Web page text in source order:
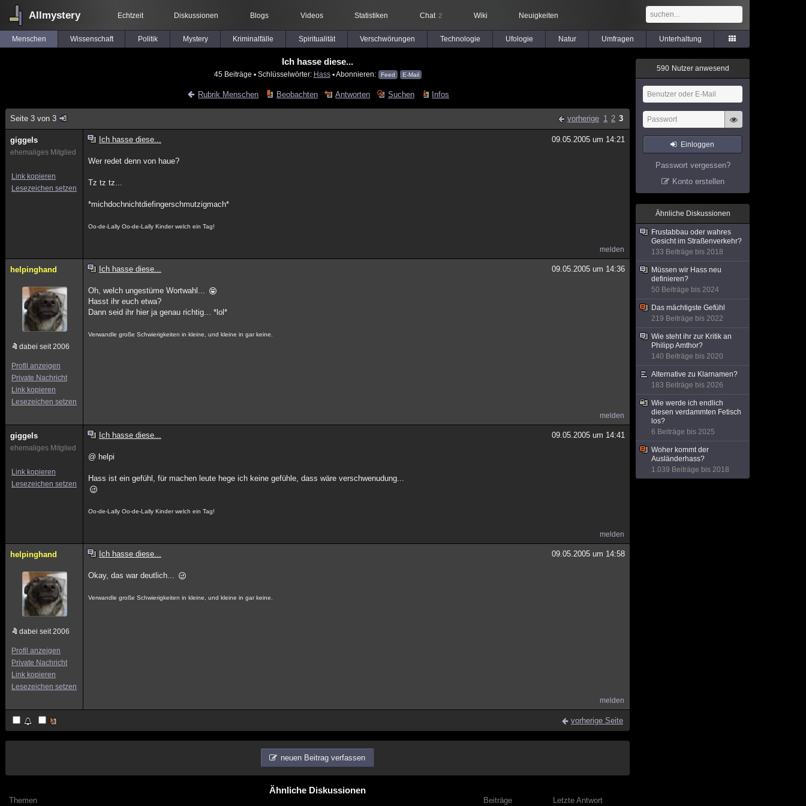
Allmystery Echtzeit Diskussionen Blogs Videos Statistiken Chat 2 Wiki Neuigkeiten
Menschen Wissenschaft Politik Mystery Kriminalfälle Spiritualität Verschwörungen Technologie Ufologie Natur Umfragen Unterhaltung
Ich hasse diese...
45 Beiträge ▪ Schlüsselwörter: Hass▪ Abonnieren: Feed E-Mail
Rubrik Menschen Beobachten Antworten Suchen Infos
Seite 3 von 3 vorherige 1 2 3
giggels
ehemaliges Mitglied
Link kopieren
Lesezeichen setzen
Ich hasse diese... 09.05.2005 um 14:21
Wer redet denn von haue?
Tz tz tz...
*michdochnichtdiefingerschmutzigmach*
Oo-de-Lally Oo-de-Lally Kinder welch ein Tag!
melden
helpinghand
dabei seit 2006
Profil anzeigen
Private Nachricht
Link kopieren
Lesezeichen setzen
Ich hasse diese... 09.05.2005 um 14:36
Oh, welch ungestüme Wortwahl...
Hasst ihr euch etwa?
Dann seid ihr hier ja genau richtig... *lol*
Verwandle große Schwierigkeiten in kleine, und kleine in gar keine.
melden
giggels
ehemaliges Mitglied
Link kopieren
Lesezeichen setzen
Ich hasse diese... 09.05.2005 um 14:41
@ helpi
Hass ist ein gefühl, für machen leute hege ich keine gefühle, dass wäre verschwenudung...
Oo-de-Lally Oo-de-Lally Kinder welch ein Tag!
melden
helpinghand
dabei seit 2006
Profil anzeigen
Private Nachricht
Link kopieren
Lesezeichen setzen
Ich hasse diese... 09.05.2005 um 14:58
Okay, das war deutlich...
Verwandle große Schwierigkeiten in kleine, und kleine in gar keine.
melden
vorherige Seite
neuen Beitrag verfassen
Ähnliche Diskussionen
Themen Beiträge Letzte Antwort
590 Nutzer anwesend
Einloggen
Passwort vergessen?
Konto erstellen
Ähnliche Diskussionen
Frustabbau oder wahres
Gesicht im Straßenverkehr?
133 Beiträge bis 2018
Müssen wir Hass neu
definieren?
50 Beiträge bis 2024
Das mächtigste Gefühl
219 Beiträge bis 2022
Wie steht ihr zur Kritik an
Philipp Amthor?
140 Beiträge bis 2020
Alternative zu Klarnamen?
183 Beiträge bis 2026
Wie werde ich endlich
diesen verdammten Fetisch
los?
6 Beiträge bis 2025
Woher kommt der
Ausländerhass?
1.039 Beiträge bis 2018